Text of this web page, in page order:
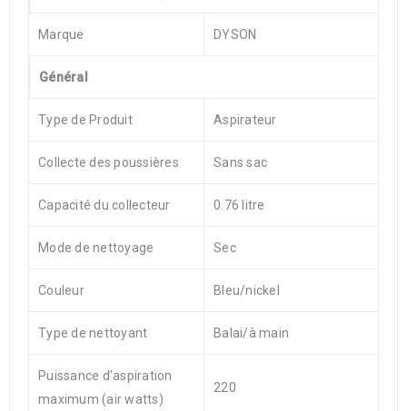
Marque DYSON
Général
Type de Produit Aspirateur
Collecte des poussières Sans sac
Capacité du collecteur 0.76 litre
Mode de nettoyage Sec
Couleur Bleu/nickel
Type de nettoyant Balai/à main
Puissance d’aspiration
maximum (air watts)
220